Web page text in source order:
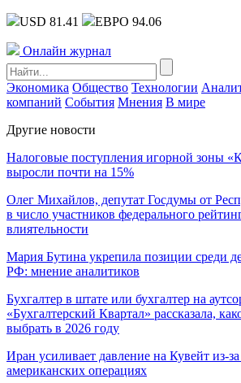
USD 81.41 ЕВРО 94.06
Онлайн журнал
Экономика Общество Технологии
компаний События Мнения В мире
Другие новости
Налоговые поступления игорной зоны
выросли почти на 15%
Олег Михайлов, депутат Госдумы от
в число участников федерального
влиятельности
Мария Бутина укрепила позиции среди
РФ: мнение аналитиков
Бухгалтер в штате или бухгалтер на
«Бухгалтерский Квартал» рассказала,
выбрать в 2026 году
Иран усиливает давление на Кувейт из-за
американских операциях